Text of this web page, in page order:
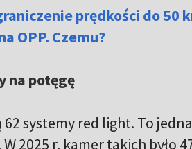
prędkości do 50
OPP. Czemu?
na potęgę
systemy red light. To
2025 r. kamer takich było